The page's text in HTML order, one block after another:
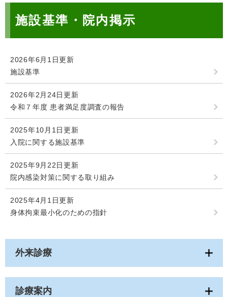
施設基準・院内掲示
2026年6月1日更新
施設基準
2026年2月24日更新
令和７年度 患者満足度調査の報告
2025年10月1日更新
入院に関する施設基準
2025年9月22日更新
院内感染対策に関する取り組み
2025年4月1日更新
身体拘束最小化のための指針
外来診療
診療案内